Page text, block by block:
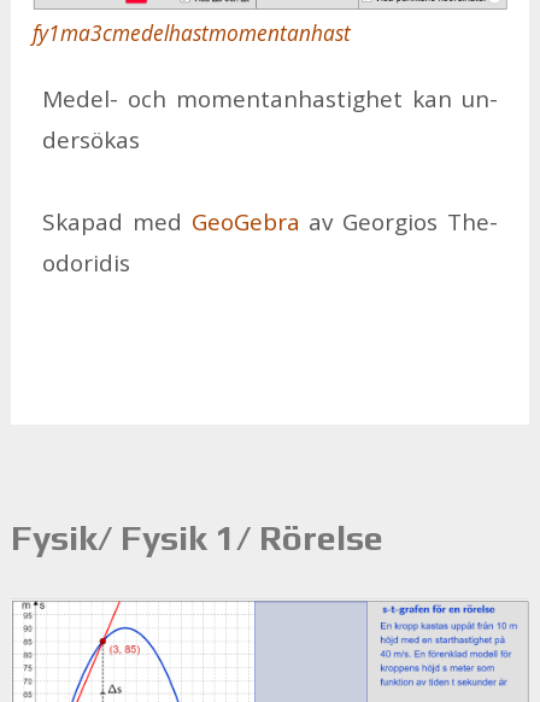
fy1ma3cmedelhastmomentanhast
Me­del- och mo­men­tan­has­tig­het kan un­
der­sö­kas
Ska­pad med Geo­Ge­bra av Ge­or­gi­os The­
odo­ri­dis
Fysik/ Fysik 1/ Rörelse